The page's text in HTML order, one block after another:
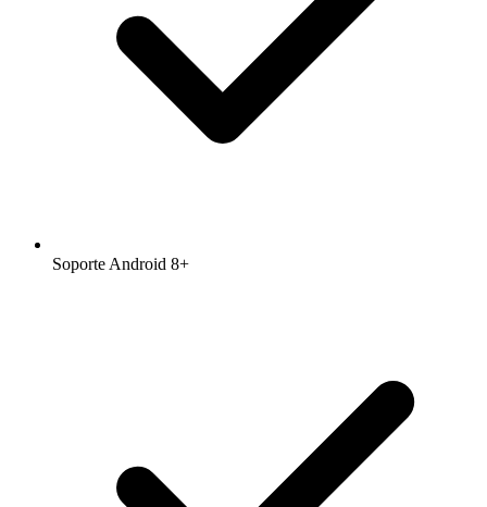
Soporte Android 8+